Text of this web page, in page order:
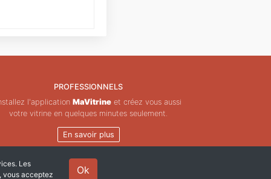
PROFESSIONNELS
l'application MaVitrineet créez vous aussi
votre vitrine en quelques minutes seulement.
En savoir plus
Ok
Les
vous acceptez